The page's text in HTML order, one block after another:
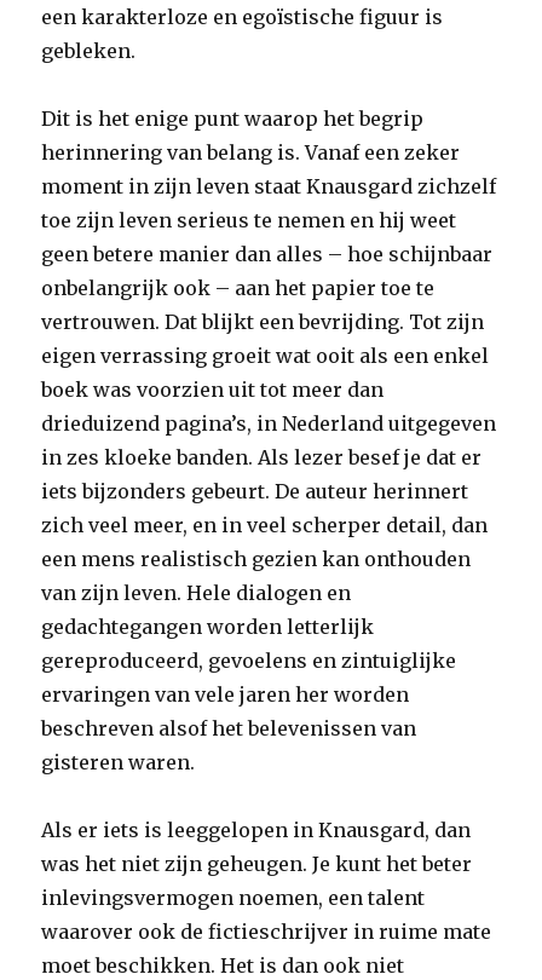
een karakterloze en egoïstische figuur is
gebleken.
Dit is het enige punt waarop het begrip
herinnering van belang is. Vanaf een zeker
moment in zijn leven staat Knausgard zichzelf
toe zijn leven serieus te nemen en hij weet
geen betere manier dan alles – hoe schijnbaar
onbelangrijk ook – aan het papier toe te
vertrouwen. Dat blijkt een bevrijding. Tot zijn
eigen verrassing groeit wat ooit als een enkel
boek was voorzien uit tot meer dan
drieduizend pagina’s, in Nederland uitgegeven
in zes kloeke banden. Als lezer besef je dat er
iets bijzonders gebeurt. De auteur herinnert
zich veel meer, en in veel scherper detail, dan
een mens realistisch gezien kan onthouden
van zijn leven. Hele dialogen en
gedachtegangen worden letterlijk
gereproduceerd, gevoelens en zintuiglijke
ervaringen van vele jaren her worden
beschreven alsof het belevenissen van
gisteren waren.
Als er iets is leeggelopen in Knausgard, dan
was het niet zijn geheugen. Je kunt het beter
inlevingsvermogen noemen, een talent
waarover ook de fictieschrijver in ruime mate
moet beschikken. Het is dan ook niet